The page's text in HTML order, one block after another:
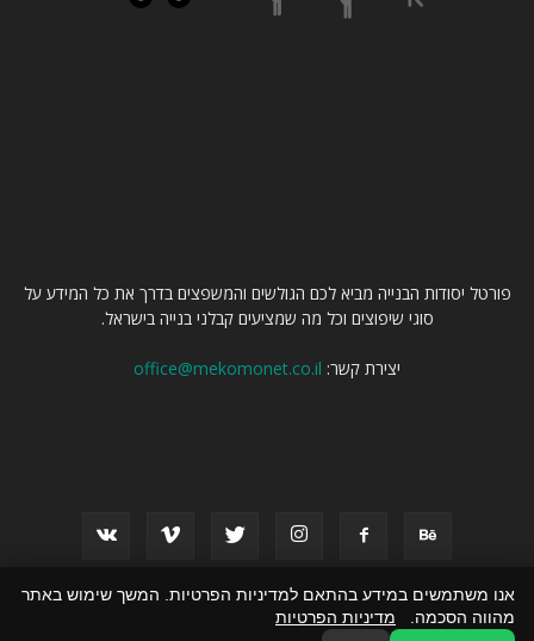
פורטל יסודות הבנייה מביא לכם הגולשים והמשפצים בדרך את כל המידע על
סוגי שיפוצים וכל מה שמציעים קבלני בנייה בישראל.
יצירת קשר: office@mekomonet.co.il
זירת המומחים תעשייה שיפוצים
אנו משתמשים במידע בהתאם למדיניות הפרטיות. המשך שימוש באתר
מהווה הסכמה. מדיניות הפרטיות